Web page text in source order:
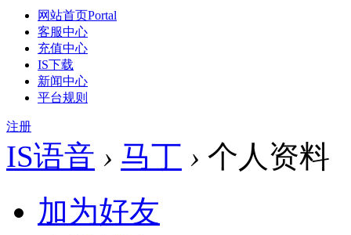
网站首页Portal
客服中心
充值中心
IS下载
新闻中心
平台规则
注册
IS语音 › 马丁 › 个人资料
加为好友